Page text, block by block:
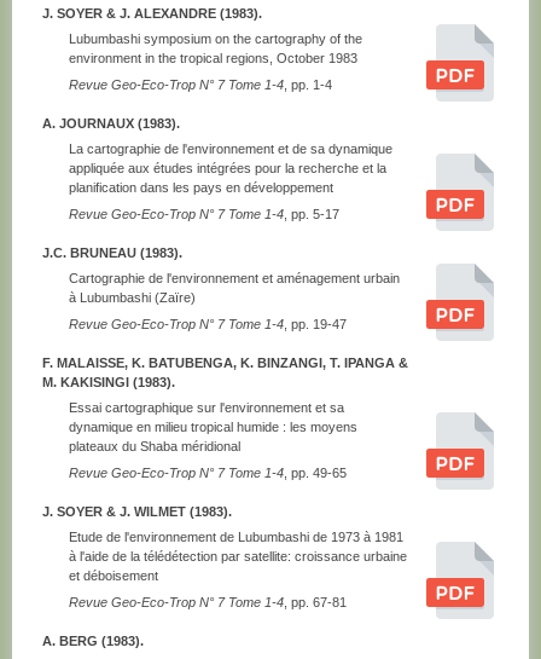
J. SOYER & J. ALEXANDRE (1983).
Lubumbashi symposium on the cartography of the
environment in the tropical regions, October 1983
Revue Geo-Eco-Trop N° 7 Tome 1-4 , pp. 1-4
A. JOURNAUX (1983).
La cartographie de l'environnement et de sa dynamique
appliquée aux études intégrées pour la recherche et la
planification dans les pays en développement
Revue Geo-Eco-Trop N° 7 Tome 1-4 , pp. 5-17
J.C. BRUNEAU (1983).
Cartographie de l'environnement et aménagement urbain
à Lubumbashi (Zaïre)
Revue Geo-Eco-Trop N° 7 Tome 1-4 , pp. 19-47
F. MALAISSE, K. BATUBENGA, K. BINZANGI, T. IPANGA &
M. KAKISINGI (1983).
Essai cartographique sur l'environnement et sa
dynamique en milieu tropical humide : les moyens
plateaux du Shaba méridional
Revue Geo-Eco-Trop N° 7 Tome 1-4 , pp. 49-65
J. SOYER & J. WILMET (1983).
Etude de l'environnement de Lubumbashi de 1973 à 1981
à l'aide de la télédétection par satellite: croissance urbaine
et déboisement
Revue Geo-Eco-Trop N° 7 Tome 1-4 , pp. 67-81
A. BERG (1983).